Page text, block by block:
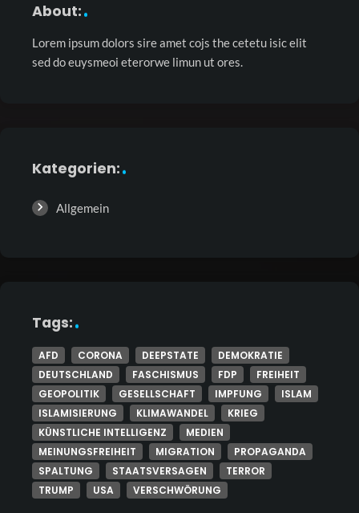
About:
Lorem ipsum dolors sire amet cojs the cetetu isic elit
sed do euysmeoi eterorwe limun ut ores.
Kategorien:
Allgemein
Tags:
AFD CORONA DEEPSTATE
DEMOKRATIE
DEUTSCHLAND
FASCHISMUS FDP
FREIHEIT
GEOPOLITIK
GESELLSCHAFT IMPFUNG
ISLAM
ISLAMISIERUNG
KLIMAWANDEL
KRIEG
KÜNSTLICHE INTELLIGENZ
MEDIEN
MEINUNGSFREIHEIT
MIGRATION
PROPAGANDA
SPALTUNG
STAATSVERSAGEN
TERROR
TRUMP
USA VERSCHWÖRUNG